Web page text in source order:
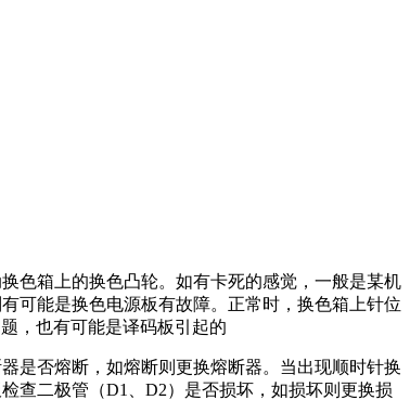
色箱上的换色凸轮。如有卡死的感觉，一般是某机
可能是换色电源板有故障。正常时，换色箱上针位
，也有可能是译码板引起的
是否熔断，如熔断则更换熔断器。当出现顺时针换
查二极管（D1、D2）是否损坏，如损坏则更换损